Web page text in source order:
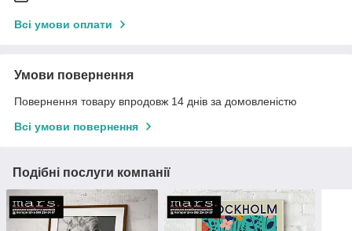
Всі умови оплати
Умови повернення
Повернення товару впродовж 14 днів за домовленістю
Всі умови повернення
Подібні послуги компанії